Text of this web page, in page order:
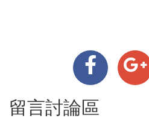
留言討論區